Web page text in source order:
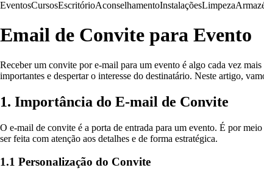
EventosCursosEscritórioAconselhamentoInstalaçõesLimpeza
Email de Convite para Evento
Receber um convite por e-mail para um evento é algo cada vez
importantes e despertar o interesse do destinatário. Neste artigo,
1. Importância do E-mail de Convite
O e-mail de convite é a porta de entrada para um evento. É por
ser feita com atenção aos detalhes e de forma estratégica.
1.1 Personalização do Convite